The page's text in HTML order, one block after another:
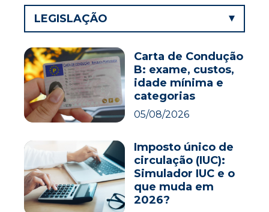
LEGISLAÇÃO
Carta de Condução
B: exame, custos,
idade mínima e
categorias
05/08/2026
Imposto único de
circulação (IUC):
Simulador IUC e o
que muda em
2026?